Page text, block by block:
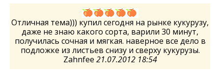
Отличная тема))) купил сегодня на рынке кукурузу,
даже не знаю какого сорта, варили 30 минут,
получилась сочная и мягкая. наверное все дело в
подложке из листьев снизу и сверху кукурузы.
Zahnfee 21.07.2012 18:54